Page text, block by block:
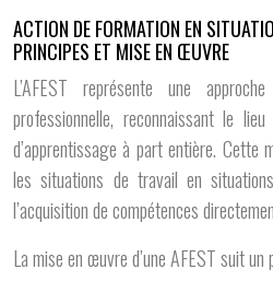
ACTION DE FORMATION EN
PRINCIPES ET MISE EN ŒUVRE
L’AFEST représente une
professionnelle, reconnaissant le
d’apprentissage à part entière. Cette
les situations de travail en
l’acquisition de compétences
La mise en œuvre d’une AFEST suit